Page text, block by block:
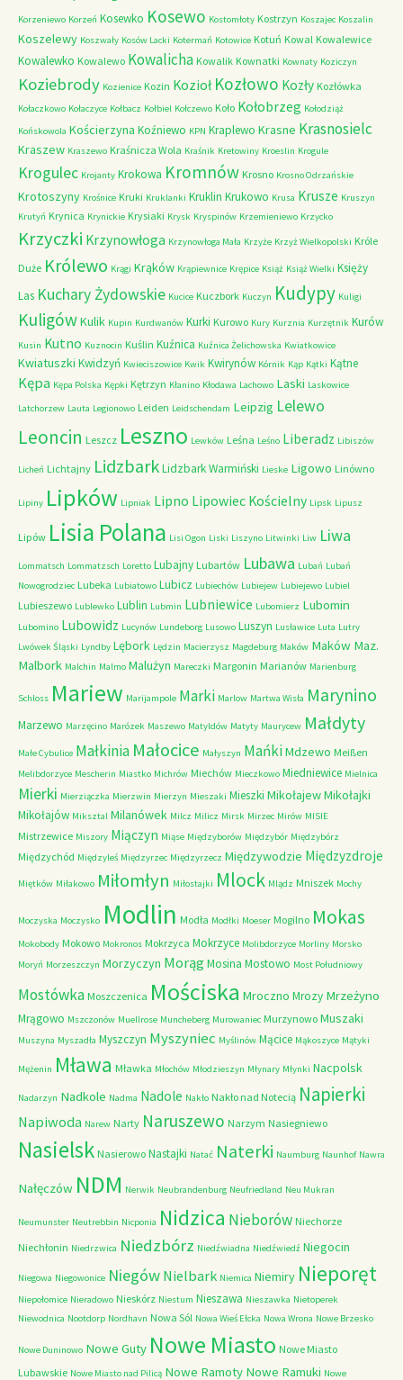
Korzeniewo Korzeń Kosewko Kosewo Kostomłoty Kostrzyn Koszajec Koszalin
Koszelewy Koszwały Kosów Lacki Kotermań Kotowice Kotuń Kowal Kowalewice
Kowalewko Kowalewo Kowalicha Kowalik Kownatki Kownaty Koziczyn
Koziebrody Kozienice Kozin Kozioł Kozłowo Kozły Kozłówka
Kołaczkowo Kołaczyce Kołbacz Kołbiel Kołczewo Koło Kołobrzeg Kołodziąż
Końskowola Kościerzyna Koźniewo KPN Kraplewo Krasne Krasnosielc
Kraszew Kraszewo Kraśnicza Wola Kraśnik Kretowiny Kroeslin Krogule
Krogulec Krojanty Krokowa Kromnów Krosno Krosno Odrzańskie
Krotoszyny Krośnice Kruki Kruklanki Kruklin Krukowo Krusa Krusze Kruszyn
Krutyń Krynica Krynickie Krysiaki Krysk Kryspinów Krzemieniewo Krzycko
Krzyczki Krzynowłoga Krzynowłoga Mała Krzyże Krzyż Wielkopolski Króle
Duże Królewo Krągi Krąków Krąpiewnice Krępice Książ Książ Wielki Księży
Las Kuchary Żydowskie Kucice Kuczbork Kuczyn Kudypy Kuligi
KuligówKulik Kupin Kurdwanów Kurki Kurowo Kury Kurznia Kurzętnik Kurów
Kusin Kutno Kuznocin Kuślin Kuźnica Kuźnica Żelichowska Kwiatkowice
Kwiatuszki Kwidzyń Kwieciszowice Kwik Kwirynów Kórnik Kąp Kątki Kątne
Kępa Kępa Polska Kępki Kętrzyn Kłanino Kłodawa Lachowo Laski Laskowice
Latchorzew Lauta Legionowo Leiden Leidschendam Leipzig Lelewo
Leoncin Leszcz Leszno Lewków Leśna Leśno Liberadz Libiszów
Licheń Lichtajny LidzbarkLidzbark Warmiński Lieske Ligowo Linówno
Lipiny Lipków Lipniak Lipno Lipowiec Kościelny Lipsk Lipusz
Lipów Lisia Polana Lisi Ogon Liski Liszyno Litwinki Liw Liwa
Lommatsch Lommatzsch Loretto Lubajny Lubartów Lubawa Lubań Lubań
Nowogrodziec Lubeka Lubiatowo Lubicz Lubiechów Lubiejew Lubiejewo Lubiel
Lubieszewo Lublewko Lublin Lubmin Lubniewice Lubomierz Lubomin
Lubomino Lubowidz Lucynów Lundeborg Lusowo Luszyn Lusławice Luta Lutry
Lwówek Śląski Lyndby Lębork Lędzin Macierzysz Magdeburg Maków Maków Maz.
Malbork Malchin Malmo Malużyn Mareczki Margonin Marianów Marienburg
Schloss Mariew Marijampole Marki Marlow Martwa Wisła Marynino
Marzewo Marzęcino Marózek Maszewo Matyldów Matyty Maurycew Małdyty
Małe Cybulice Małkinia Małocice Małyszyn MańkiMdzewo Meißen
Melibdorzyce Mescherin Miastko Michrów Miechów Mieczkowo Miedniewice Mielnica
Mierki Mierziączka Mierzwin Mierzyn Mieszaki Mieszki MikołajewMikołajki
Mikołajów Miksztal Milanówek Milcz Milicz Mirsk Mirzec Mirów MISIE
Mistrzewice Miszory Miączyn Miąse Międzyborów Międzybór Międzybórz
Międzychód Międzyleś Międzyrzec Międzyrzecz Międzywodzie Międzyzdroje
Miętków Miłakowo Miłomłyn Miłostajki Mlock Mlądz Mniszek Mochy
Moczyska Moczysko Modlin Modła Modłki Moeser Mogilno Mokas
Mokobody Mokowo Mokronos Mokrzyca Mokrzyce Molibdorzyce Morliny Morsko
Moryń Morzeszczyn Morzyczyn MorągMosina Mostowo Most Południowy
Mostówka Moszczenica Mościska Mroczno Mrozy Mrzeżyno
Mrągowo Mszczonów Muellrose Muncheberg Murowaniec Murzynowo Muszaki
Muszyna Myszadła Myszczyn Myszyniec Myślinów Mącice Mąkoszyce Mątyki
Mężenin Mława Mławka Młochów Młodzieszyn Młynary Młynki Nacpolsk
Nadarzyn Nadkole Nadma Nadole Nakło Nakło nad Notecią Napierki
Napiwoda Narew Narty Naruszewo Narzym Nasiegniewo
Nasielsk Nasierowo Nastajki Natać Naterki Naumburg Naunhof Nawra
Nałęczów NDM Nerwik Neubrandenburg Neufriedland Neu Mukran
Neumunster Neutrebbin Nicponia Nidzica Nieborów Niechorze
Niechłonin Niedrzwica Niedzbórz Niedźwiadna Niedźwiedź Niegocin
Niegowa Niegowonice Niegów Nielbark Niemica Niemiry Nieporęt
Niepołomice Nieradowo Nieskórz Niestum Nieszawa Nieszawka Nietoperek
Niewodnica Nootdorp Nordhavn Nowa Sól Nowa Wieś Ełcka Nowa Wrona Nowe Brzesko
Nowe Duninowo Nowe Guty Nowe Miasto Nowe Miasto
Lubawskie Nowe Miasto nad Pilicą Nowe Ramoty Nowe Ramuki Nowe